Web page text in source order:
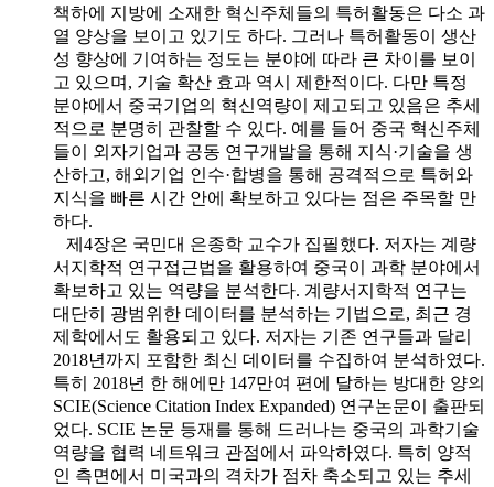
책하에 지방에 소재한 혁신주체들의 특허활동은 다소 과
열 양상을 보이고 있기도 하다. 그러나 특허활동이 생산
성 향상에 기여하는 정도는 분야에 따라 큰 차이를 보이
고 있으며, 기술 확산 효과 역시 제한적이다. 다만 특정
분야에서 중국기업의 혁신역량이 제고되고 있음은 추세
적으로 분명히 관찰할 수 있다. 예를 들어 중국 혁신주체
들이 외자기업과 공동 연구개발을 통해 지식·기술을 생
산하고, 해외기업 인수·합병을 통해 공격적으로 특허와
지식을 빠른 시간 안에 확보하고 있다는 점은 주목할 만
하다.
제4장은 국민대 은종학 교수가 집필했다. 저자는 계량
서지학적 연구접근법을 활용하여 중국이 과학 분야에서
확보하고 있는 역량을 분석한다. 계량서지학적 연구는
대단히 광범위한 데이터를 분석하는 기법으로, 최근 경
제학에서도 활용되고 있다. 저자는 기존 연구들과 달리
2018년까지 포함한 최신 데이터를 수집하여 분석하였다.
특히 2018년 한 해에만 147만여 편에 달하는 방대한 양의
SCIE(Science Citation Index Expanded) 연구논문이 출판되
었다. SCIE 논문 등재를 통해 드러나는 중국의 과학기술
역량을 협력 네트워크 관점에서 파악하였다. 특히 양적
인 측면에서 미국과의 격차가 점차 축소되고 있는 추세